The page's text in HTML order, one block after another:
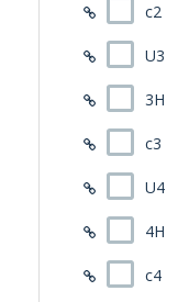
c2
U3
3H
c3
U4
4H
c4